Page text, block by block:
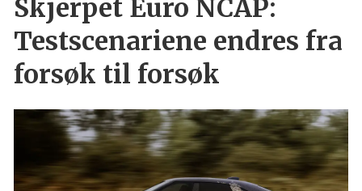
Skjerpet Euro NCAP:
Testscenariene endres fra
forsøk til forsøk